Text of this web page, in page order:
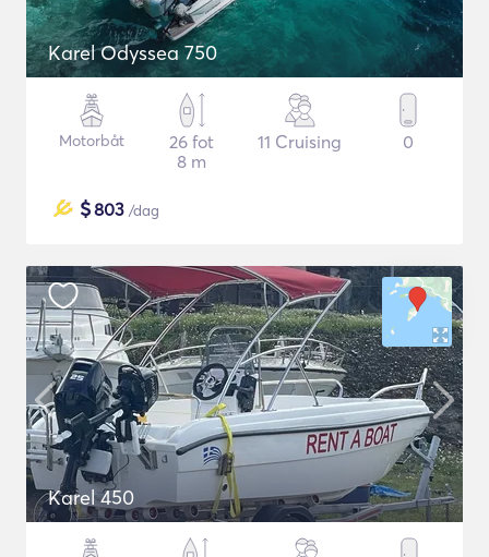
Karel Odyssea 750
Motorbåt
26 fot
8 m
11 Cruising 0
$803 /dag
Karel 450